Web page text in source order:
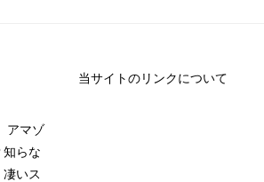
当サイトのリンクについて
アマゾ
知らな
いス